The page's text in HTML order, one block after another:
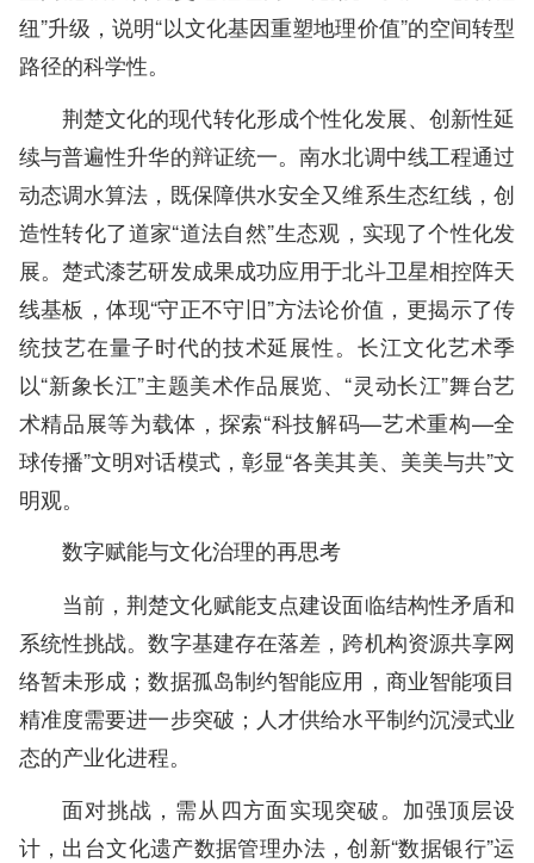
纽”升级，说明“以文化基因重塑地理价值”的空间转型
路径的科学性。
荆楚文化的现代转化形成个性化发展、创新性延
续与普遍性升华的辩证统一。南水北调中线工程通过
动态调水算法，既保障供水安全又维系生态红线，创
造性转化了道家“道法自然”生态观，实现了个性化发
展。楚式漆艺研发成果成功应用于北斗卫星相控阵天
线基板，体现“守正不守旧”方法论价值，更揭示了传
统技艺在量子时代的技术延展性。长江文化艺术季
以“新象长江”主题美术作品展览、“灵动长江”舞台艺
术精品展等为载体，探索“科技解码—艺术重构—全
球传播”文明对话模式，彰显“各美其美、美美与共”文
明观。
数字赋能与文化治理的再思考
当前，荆楚文化赋能支点建设面临结构性矛盾和
系统性挑战。数字基建存在落差，跨机构资源共享网
络暂未形成；数据孤岛制约智能应用，商业智能项目
精准度需要进一步突破；人才供给水平制约沉浸式业
态的产业化进程。
面对挑战，需从四方面实现突破。加强顶层设
计，出台文化遗产数据管理办法，创新“数据银行”运